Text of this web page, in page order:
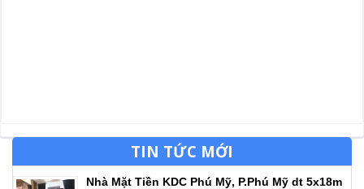
TIN TỨC MỚI
Nhà Mặt Tiền KDC Phú Mỹ, P.Phú Mỹ dt 5x18m